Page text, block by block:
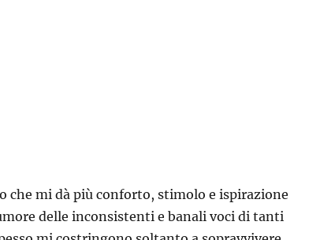
che mi dà più conforto, stimolo e ispirazione
delle inconsistenti e banali voci di tanti